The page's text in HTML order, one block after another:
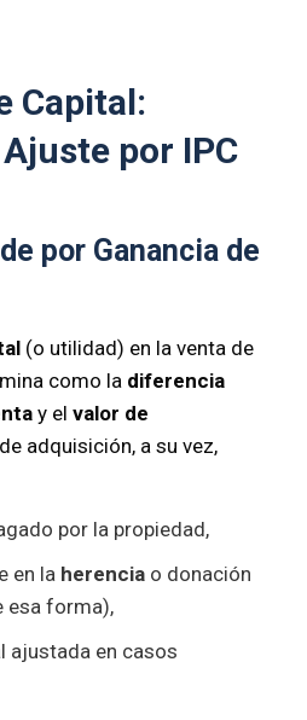
Capital:
por IPC
por Ganancia de
(o utilidad) en la venta de
como la diferencia
y el valor de
adquisición, a su vez,
por la propiedad,
en la herenciao donación
esa forma),
ajustada en casos